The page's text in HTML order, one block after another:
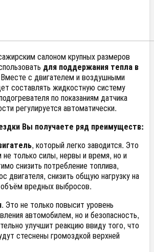
салоном крупных размеров
для поддержания тепла в
с двигателем и воздушными
составлять жидкостную систему
по показаниям датчика
регулируется автоматически.
Вы получаете ряд преимуществ:
, который легко заводится. Это
только силы, нервы и время, но и
снизить потребление топлива,
двигателя, снизить общую нагрузку на
вредных выбросов.
. Это не только повысит уровень
автомобилем, но и безопасность,
улучшит реакцию ввиду того, что
стеснены громоздкой верхней